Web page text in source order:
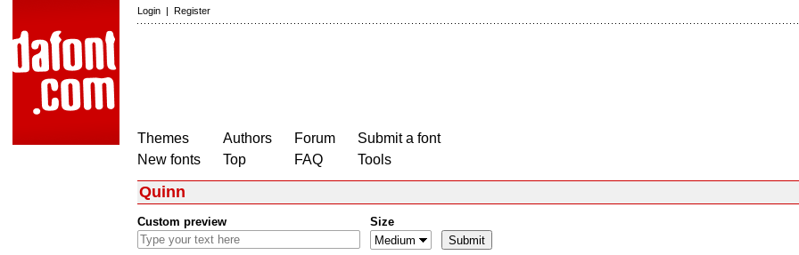
Login | Register
Themes
New fonts
Authors
Top
Forum
FAQ
Submit a font
Tools
Quinn
Custom preview Size